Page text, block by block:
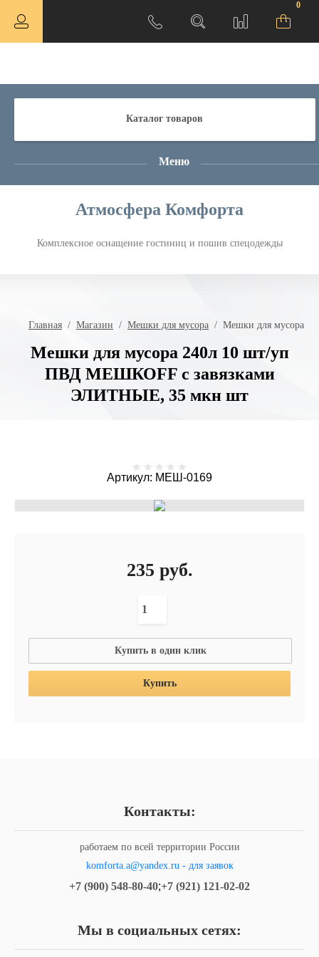
0
Атмосфера Комфорта
Комплексное оснащение гостиниц и пошив спецодежды
Главная
  /
Магазин
  /
Мешки для мусора
/  Мешки для мусора
Мешки для мусора 240л 10 шт/уп
ПВД МЕШКОFF с завязками
ЭЛИТНЫЕ, 35 мкн шт
Каталог товаров
Меню
Артикул: МЕШ-0169
235 руб.
Купить в один клик
Купить
Контакты:
работаем по всей территории России
komforta.a@yandex.ru - для заявок
+7 (900) 548-80-40;+7 (921) 121-02-02
Мы в социальных сетях: